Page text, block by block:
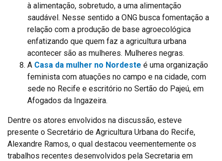
à alimentação, sobretudo, a uma alimentação
saudável. Nesse sentido a ONG busca fomentação a
relação com a produção de base agroecológica
enfatizando que quem faz a agricultura urbana
acontecer são as mulheres. Mulheres negras.
A Casa da mulher no Nordeste é uma organização
feminista com atuações no campo e na cidade, com
sede no Recife e escritório no Sertão do Pajeú, em
Afogados da Ingazeira.
Dentre os atores envolvidos na discussão, esteve
presente o Secretário de Agricultura Urbana do Recife,
Alexandre Ramos, o qual destacou veementemente os
trabalhos recentes desenvolvidos pela Secretaria em